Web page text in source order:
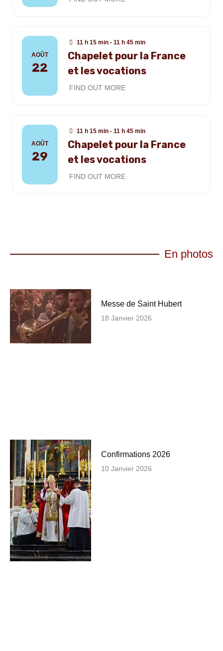
AOÛT
22
11 h 15 min - 11 h 45 min
Chapelet pour la France
et les vocations
FIND OUT MORE
AOÛT
29
11 h 15 min - 11 h 45 min
Chapelet pour la France
et les vocations
FIND OUT MORE
En photos
Messe de Saint Hubert
18 Janvier 2026
Confirmations 2026
10 Janvier 2026